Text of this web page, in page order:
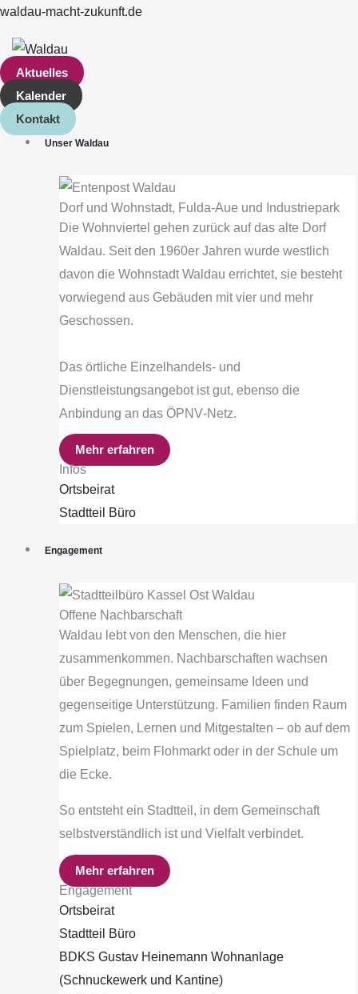
Zum
springen
waldau-macht-zukunft.de
Aktuelles
Kalender
Kontakt
Main
Unser Waldau
Dorf und Wohnstadt, Fulda‐Aue und Industriepark
Die Wohnviertel gehen zurück auf das alte Dorf
Waldau. Seit den 1960er Jahren wurde westlich
davon die Wohnstadt Waldau errichtet, sie besteht
vorwiegend aus Gebäuden mit vier und mehr
Geschossen.
Das örtliche Einzelhandels‐ und
Dienstleistungsangebot ist gut, ebenso die
Anbindung an das ÖPNV‐Netz.
Mehr erfahren
Infos
Ortsbeirat
Stadtteil Büro
Engagement
Offene Nachbarschaft
Waldau lebt von den Menschen, die hier
zusammenkommen. Nachbarschaften wachsen
über Begegnungen, gemeinsame Ideen und
gegenseitige Unterstützung. Familien finden Raum
zum Spielen, Lernen und Mitgestalten – ob auf dem
Spielplatz, beim Flohmarkt oder in der Schule um
die Ecke.
So entsteht ein Stadtteil, in dem Gemeinschaft
selbstverständlich ist und Vielfalt verbindet.
Mehr erfahren
Engagement
Ortsbeirat
Stadtteil Büro
BDKS Gustav Heinemann Wohnanlage
(Schnuckewerk und Kantine)